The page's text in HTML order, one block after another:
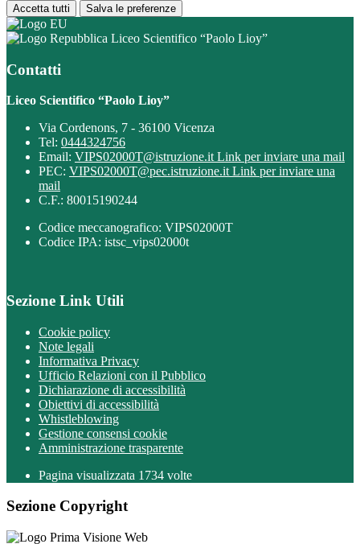
Accetta tutti Salva le preferenze
Liceo Scientifico “Paolo Lioy”
Contatti
Liceo Scientifico “Paolo Lioy”
Via Cordenons, 7 - 36100 Vicenza
Tel: 0444324756
Email: VIPS02000T@istruzione.it Link per inviare una mail
PEC: VIPS02000T@pec.istruzione.it Link per inviare una
mail
C.F.: 80015190244
Codice meccanografico: VIPS02000T
Codice IPA: istsc_vips02000t
Sezione Link Utili
Cookie policy
Note legali
Informativa Privacy
Ufficio Relazioni con il Pubblico
Dichiarazione di accessibilità
Obiettivi di accessibilità
Whistleblowing
Gestione consensi cookie
Amministrazione trasparente
Pagina visualizzata 1734 volte
Sezione Copyright